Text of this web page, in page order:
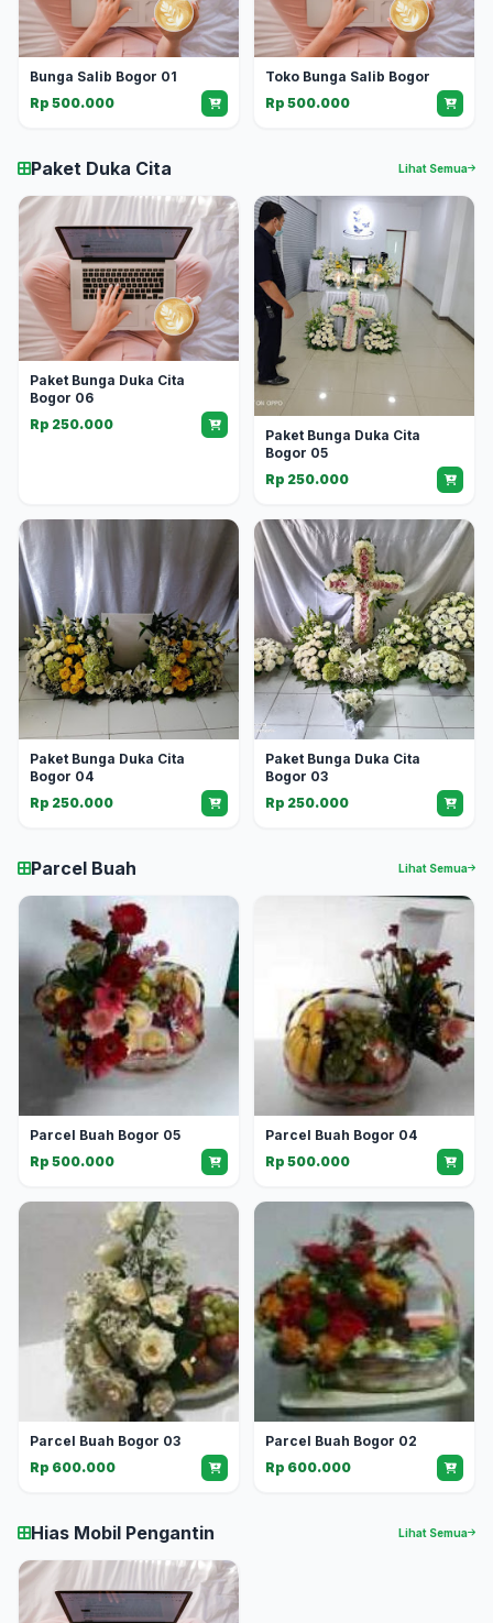
Bunga Salib Bogor 01
Rp 500.000
Toko Bunga Salib Bogor
Rp 500.000
Paket Duka Cita Lihat Semua
Paket Bunga Duka Cita
Bogor 06
Rp 250.000
Paket Bunga Duka Cita
Bogor 05
Rp 250.000
Paket Bunga Duka Cita
Bogor 04
Rp 250.000
Paket Bunga Duka Cita
Bogor 03
Rp 250.000
Parcel Buah Lihat Semua
Parcel Buah Bogor 05
Rp 500.000
Parcel Buah Bogor 04
Rp 500.000
Parcel Buah Bogor 03
Rp 600.000
Parcel Buah Bogor 02
Rp 600.000
Hias Mobil Pengantin Lihat Semua